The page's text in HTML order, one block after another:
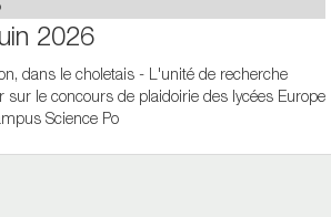
2026
dans le choletais - L'unité de recherche
le concours de plaidoirie des lycées Europe
Science Po